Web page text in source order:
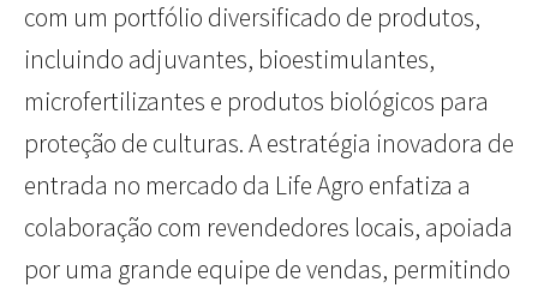
com um portfólio diversificado de produtos,
incluindo adjuvantes, bioestimulantes,
microfertilizantes e produtos biológicos para
proteção de culturas. A estratégia inovadora de
entrada no mercado da Life Agro enfatiza a
colaboração com revendedores locais, apoiada
por uma grande equipe de vendas, permitindo